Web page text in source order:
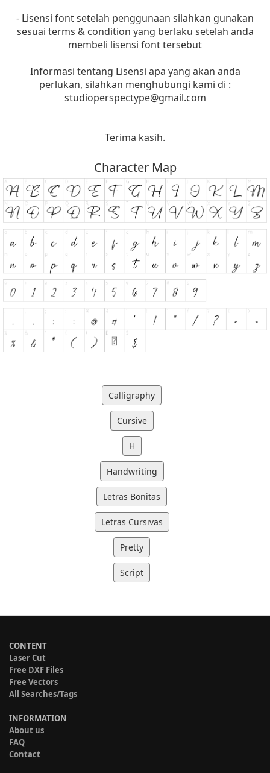
- Lisensi font setelah penggunaan silahkan gunakan
sesuai terms & condition yang berlaku setelah anda
membeli lisensi font tersebut
Informasi tentang Lisensi apa yang akan anda
perlukan, silahkan menghubungi kami di :
studioperspectype@gmail.com
Terima kasih.
Character Map
Calligraphy
Cursive
H
Handwriting
Letras Bonitas
Letras Cursivas
Pretty
Script
CONTENT
Laser Cut
Free DXF Files
Free Vectors
All Searches/Tags
INFORMATION
About us
FAQ
Contact